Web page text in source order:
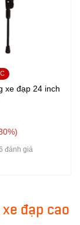
xe đạp 24 inch
đánh giá
đạp cao